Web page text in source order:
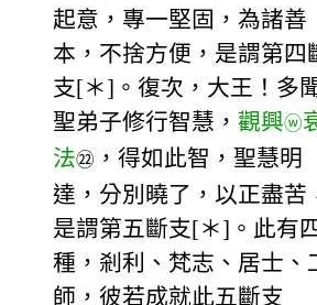
起意，專一堅固，為諸善
本，不捨方便，是謂第四
支[＊]。復次，大王！多
聖弟子修行智慧， 觀興ⓦ
法㉒ ，得如此智，聖慧明
達，分別曉了，以正盡苦
是謂第五斷支[＊]。此有
種，剎利、梵志、居士、
師，彼若成就此五斷支